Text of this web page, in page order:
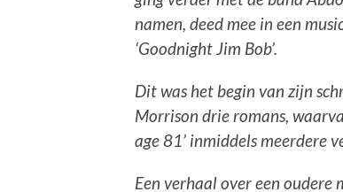
namen, deed mee in een
‘Goodnight Jim Bob’.
Dit was het begin van zijn
Morrison drie romans,
age 81’ inmiddels meerdere
Een verhaal over een